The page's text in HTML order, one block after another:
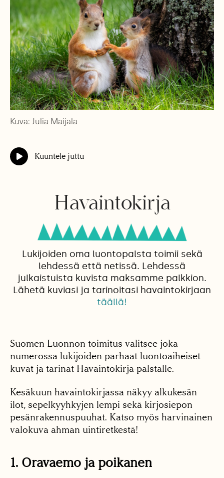
Kuva: Julia Maijala
Kuuntele juttu
Havaintokirja
Lukijoiden oma luontopalsta toimii sekä
lehdessä että netissä. Lehdessä
julkaistuista kuvista maksamme palkkion.
Lähetä kuviasi ja tarinoitasi havaintokirjaan
täällä!
Suomen Luonnon toimitus valitsee joka
numerossa lukijoiden parhaat luontoaiheiset
kuvat ja tarinat Havaintokirja-palstalle.
Kesäkuun havaintokirjassa näkyy alkukesän
ilot, sepelkyyhkyjen lempi sekä kirjosiepon
pesänrakennuspuuhat. Katso myös harvinainen
valokuva ahman uintiretkestä!
1. Oravaemo ja poikanen